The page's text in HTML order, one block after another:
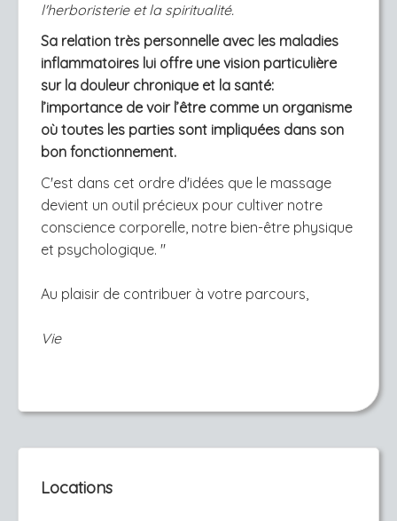
l'herboristerie et la spiritualité.
Sa relation très personnelle avec les maladies
inflammatoires lui offre une vision particulière
sur la douleur chronique et la santé:
l’importance de voir l’être comme un organisme
où toutes les parties sont impliquées dans son
bon fonctionnement.
C'est dans cet ordre d'idées que le massage
devient un outil précieux pour cultiver notre
conscience corporelle, notre bien-être physique
et psychologique. ''
Au plaisir de contribuer à votre parcours,
Vie
Locations